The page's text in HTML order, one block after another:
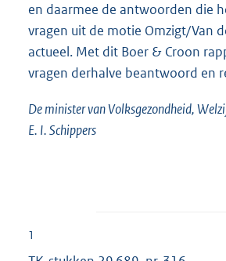
en daarmee de antwoorden die
vragen uit de motie Omzigt/Van
actueel. Met dit Boer & Croon
vragen derhalve beantwoord en
De minister van Volksgezondheid,
E. I. Schippers
1